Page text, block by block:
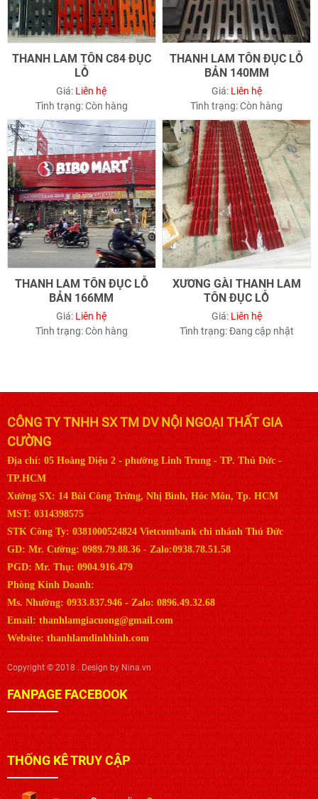
THANH LAM TÔN C84 ĐỤC
LỖ
Giá: Liên hệ
Tình trạng:Còn hàng
THANH LAM TÔN ĐỤC LỖ
BẢN 140MM
Giá: Liên hệ
Tình trạng:Còn hàng
THANH LAM TÔN ĐỤC LỖ
BẢN 166MM
Giá: Liên hệ
Tình trạng:Còn hàng
XƯƠNG GÀI THANH LAM
TÔN ĐỤC LỖ
Giá: Liên hệ
Tình trạng:Đang cập nhật
CÔNG TY TNHH SX TM DV NỘI NGOẠI THẤT GIA
CƯỜNG
Địa chỉ: 05 Hoàng Diệu 2 - phường Linh Trung - TP. Thủ Đức -
TP.HCM
Xưởng SX: 14 Bùi Công Trừng, Nhị Bình, Hóc Môn, Tp. HCM
MST: 0314398575
STK Công Ty: 0381000524824 Vietcombank chi nhánh Thủ Đức
GD: Mr. Cường: 0989.79.88.36 - Zalo:0938.78.51.58
PGD: Mr. Thụ: 0904.916.479
Phòng Kinh Doanh:
Ms. Nhường: 0933.837.946 - Zalo: 0896.49.32.68
Email: thanhlamgiacuong@gmail.com
Website: thanhlamdinhhinh.com
Copyright © 2018 . Design by Nina.vn
FANPAGE FACEBOOK
THỐNG KÊ TRUY CẬP